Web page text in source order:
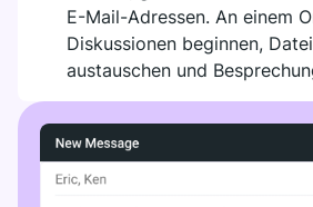
E-Mail-Adressen. An einem
Diskussionen beginnen,
austauschen und